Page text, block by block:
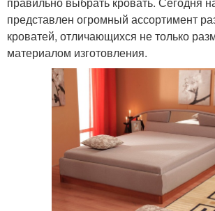
представлен огромный ассортимент
кроватей, отличающихся не только
материалом изготовления.